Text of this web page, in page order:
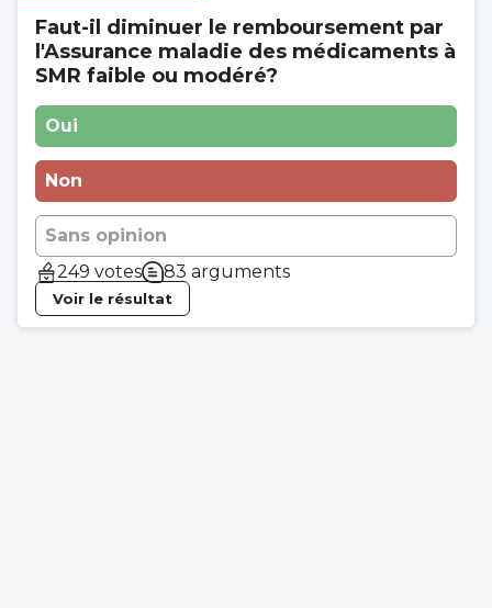
Faut-il diminuer le remboursement par
l'Assurance maladie des médicaments à
SMR faible ou modéré?
Oui
Non
Sans opinion
249 votes
83 arguments
Voir le résultat